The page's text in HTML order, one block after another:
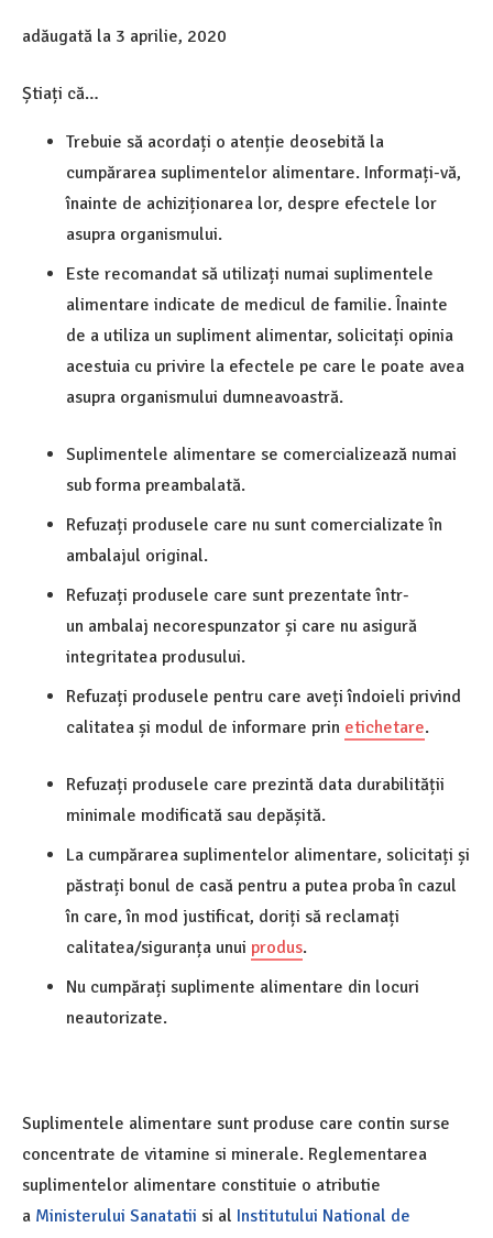
adăugată la 3 aprilie, 2020
Știați că…
Trebuie să acordați o atenție deosebită la
cumpărarea suplimentelor alimentare. Informați-vă,
înainte de achiziționarea lor, despre efectele lor
asupra organismului.
Este recomandat să utilizați numai suplimentele
alimentare indicate de medicul de familie. Înainte
de a utiliza un supliment alimentar, solicitați opinia
acestuia cu privire la efectele pe care le poate avea
asupra organismului dumneavoastră.
Suplimentele alimentare se comercializează numai
sub forma preambalată.
Refuzați produsele care nu sunt comercializate în
ambalajul original.
Refuzați produsele care sunt prezentate într-
un ambalaj necorespunzator și care nu asigură
integritatea produsului.
Refuzați produsele pentru care aveți îndoieli privind
calitatea și modul de informare prin etichetare.
Refuzați produsele care prezintă data durabilității
minimale modificată sau depășită.
La cumpărarea suplimentelor alimentare, solicitați și
păstrați bonul de casă pentru a putea proba în cazul
în care, în mod justificat, doriți să reclamați
calitatea/siguranța unui produs.
Nu cumpărați suplimente alimentare din locuri
neautorizate.
Suplimentele alimentare sunt produse care contin surse
concentrate de vitamine si minerale. Reglementarea
suplimentelor alimentare constituie o atributie
a Ministerului Sanatatii si al Institutului National de